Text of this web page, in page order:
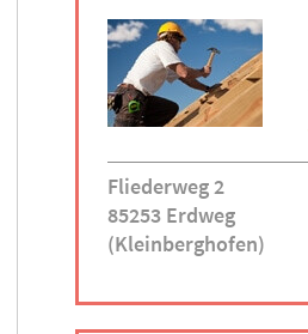
Fliederweg 2
85253 Erdweg
(Kleinberghofen)